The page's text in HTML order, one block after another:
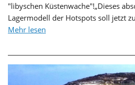
"libyschen Küstenwache"!„Dieses
Lagermodell der Hotspots soll jetzt
Mehr lesen